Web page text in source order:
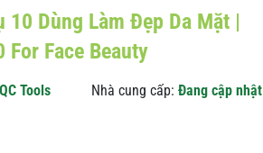
10 Dùng Làm Đẹp Da Mặt |
For Face Beauty
Tools Nhà cung cấp: Đang cập nhật